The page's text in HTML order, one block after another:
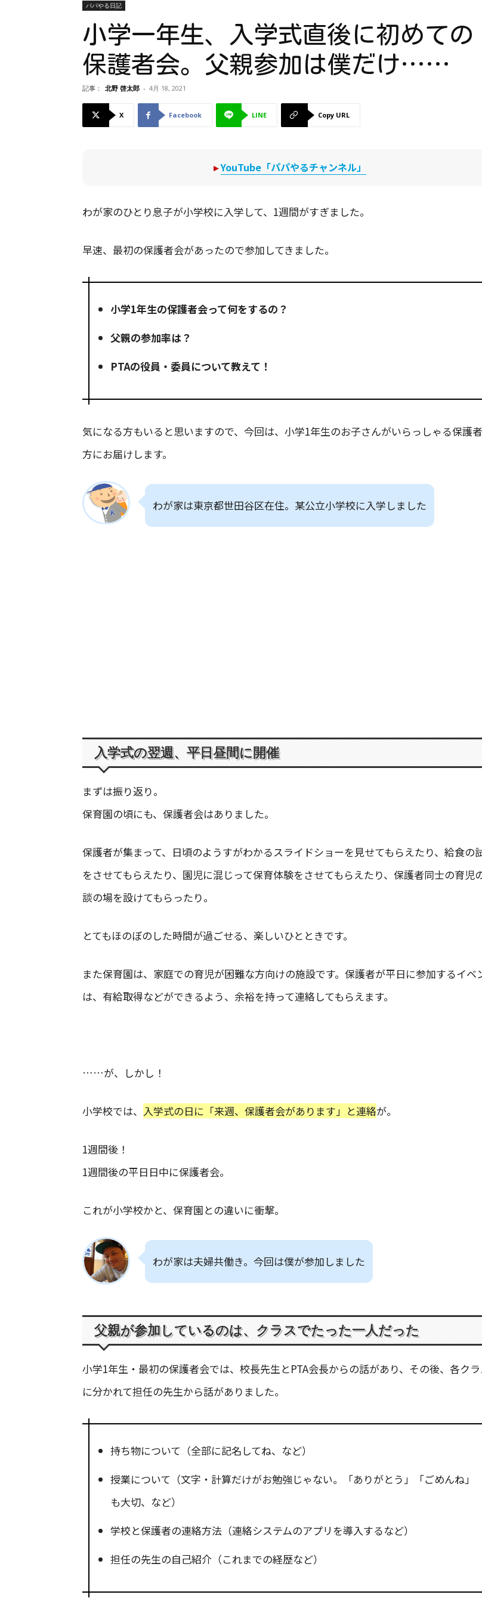
パパやる日記
小学一年生、入学式直後に初めての
保護者会。父親参加は僕だけ……
記事： 北野 啓太郎 - 4月 18, 2021
X Facebook LINE Copy URL
▸YouTube「パパやるチャンネル」
わが家のひとり息子が小学校に入学して、1週間がすぎました。
早速、最初の保護者会があったので参加してきました。
小学1年生の保護者会って何をするの？
父親の参加率は？
PTAの役員・委員について教えて！
気になる方もいると思いますので、今回は、小学1年生のお子さんがいらっしゃる保護
方にお届けします。
わが家は東京都世田谷区在住。某公立小学校に入学しました
入学式の翌週、平日昼間に開催
まずは振り返り。
保育園の頃にも、保護者会はありました。
保護者が集まって、日頃のようすがわかるスライドショーを見せてもらえたり、給食の
をさせてもらえたり、園児に混じって保育体験をさせてもらえたり、保護者同士の育児
談の場を設けてもらったり。
とてもほのぼのした時間が過ごせる、楽しいひとときです。
また保育園は、家庭での育児が困難な方向けの施設です。保護者が平日に参加するイベ
は、有給取得などができるよう、余裕を持って連絡してもらえます。
……が、しかし！
小学校では、 入学式の日に「来週、保護者会があります」と連絡が。
1週間後！
1週間後の平日日中に保護者会。
これが小学校かと、保育園との違いに衝撃。
わが家は夫婦共働き。今回は僕が参加しました
父親が参加しているのは、クラスでたった一人だった
小学1年生・最初の保護者会では、校長先生とPTA会長からの話があり、その後、各クラ
に分かれて担任の先生から話がありました。
持ち物について（全部に記名してね、など）
授業について（文字・計算だけがお勉強じゃない。「ありがとう」「ごめんね」
も大切、など）
学校と保護者の連絡方法（連絡システムのアプリを導入するなど）
担任の先生の自己紹介（これまでの経歴など）